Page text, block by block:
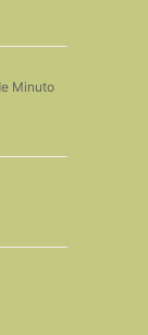
Minuto